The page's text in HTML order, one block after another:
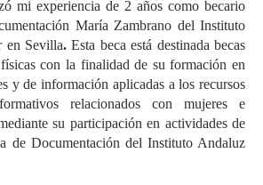
mi experiencia de 2 años como becario
María Zambrano del Instituto
en Sevilla. Esta beca está destinada becas
con la finalidad de su formación en
y de información aplicadas a los recursos
relacionados con mujeres e
su participación en actividades de
de Documentación del Instituto Andaluz